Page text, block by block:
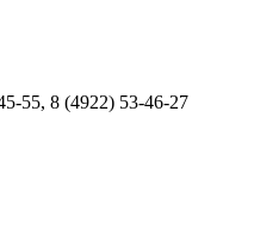
55, 8 (4922) 53-46-27